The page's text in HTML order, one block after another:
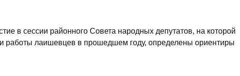
в сессии районного Совета народных депутатов, на которой
работы лаишевцев в прошедшем году, определены ориентиры